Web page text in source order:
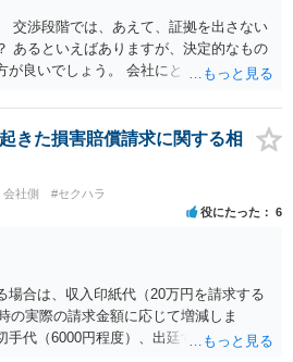
せん。 親会社が株主代表訴訟を提起する
なたに対して追及できる責任は，あなた
（例えば任務懈怠責任）の範囲に留まり
に負わせることはできません。 実際上問
をするためには，最終的には訴訟を提起
交渉段階では、あえて、証拠を出さない
あるといえばありますが、決定的なもの
が良いでしょう。 会社にとっても負担で
証拠の関係でされるので、一般の方が思
ありません。
きた損害賠償請求に関する相
会社側 #セクハラ
役にたった 6
場合は、収入印紙代（20万円を請求する
の実際の請求金額に応じて増減しま
手代（6000円程度）、出廷する際の交通